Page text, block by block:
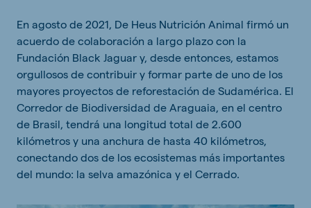
En agosto de 2021, De Heus Nutrición Animal firmó un
acuerdo de colaboración a largo plazo con la
Fundación Black Jaguar y, desde entonces, estamos
orgullosos de contribuir y formar parte de uno de los
mayores proyectos de reforestación de Sudamérica. El
Corredor de Biodiversidad de Araguaia, en el centro
de Brasil, tendrá una longitud total de 2.600
kilómetros y una anchura de hasta 40 kilómetros,
conectando dos de los ecosistemas más importantes
del mundo: la selva amazónica y el Cerrado.